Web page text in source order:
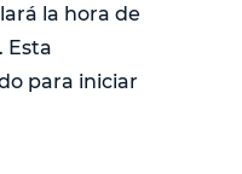
la hora de
Esta
para iniciar